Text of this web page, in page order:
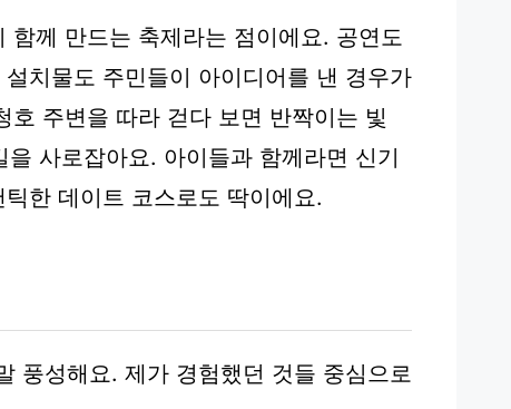
께 만드는 축제라는 점이에요. 공연도
치물도 주민들이 아이디어를 낸 경우가
주변을 따라 걷다 보면 반짝이는 빛
사로잡아요. 아이들과 함께라면 신기
한 데이트 코스로도 딱이에요.
풍성해요. 제가 경험했던 것들 중심으로